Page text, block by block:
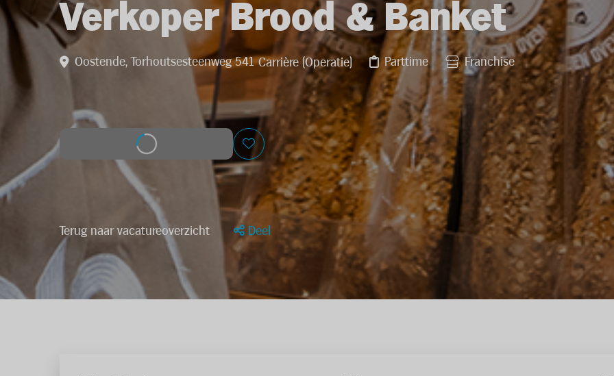
Verkoper Brood & Banket
Oostende, Torhoutsesteenweg 541 Carrière (Operatie) Parttime Franchise
Solliciteer op deze job
Terug naar vacatureoverzicht Deel